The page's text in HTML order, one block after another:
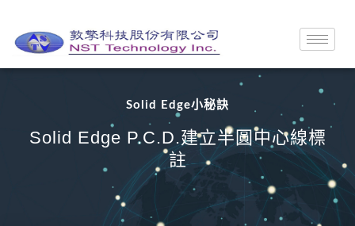
Solid Edge小秘訣
Solid Edge P.C.D.建立半圓中心線標
註